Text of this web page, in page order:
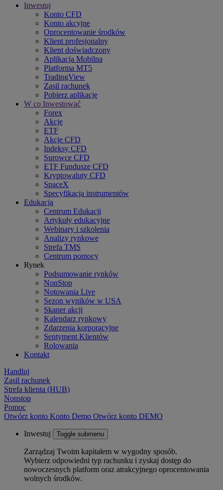
Inwestuj
Konto CFD
Konto akcyjne
Oprocentowanie środków
Klient profesjonalny
Klient doświadczony
Aplikacja Mobilna
Platforma MT5
TradingView
Zasil rachunek
Pobierz aplikację
W co Inwestować
Forex
Akcje
ETF
Akcje CFD
Indeksy CFD
Surowce CFD
ETF Fundusze CFD
Kryptowaluty CFD
SpaceX
Specyfikacja instrumentów
Edukacja
Centrum Edukacji
Artykuły edukacyjne
Webinary i szkolenia
Analizy rynkowe
Strefa TMS
Centrum pomocy
Rynek
Podsumowanie rynków
NonStop
Notowania Live
Sezon wyników w USA
Skaner akcji
Kalendarz rynkowy
Zdarzenia korporacyjne
Sentyment Klientów
Rolowania
Kontakt
Handluj
Zasil rachunek
Strefa klienta (HUB)
Nonstop
Pomoc
Otwórz konto Konto Demo Otwórz konto DEMO
Inwestuj Toggle submenu
Zarządzaj Twoim kapitałem w wygodny sposób.
Wybierz odpowiedni typ rachunku i zyskaj dostęp do
nowoczesnych platform oraz atrakcyjnego oprocentowania
wolnych środków.